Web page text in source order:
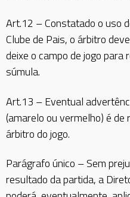
Art.12 – Constatado o uso
Clube de Pais, o árbitro
deixe o campo de jogo
súmula.
Art.13 – Eventual
(amarelo ou vermelho) é
árbitro do jogo.
Parágrafo único – Sem
resultado da partida, a